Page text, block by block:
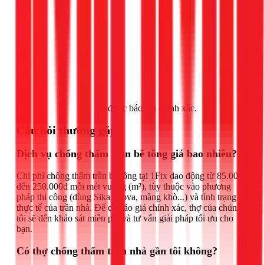
để được báo giá chính xác.
Câu hỏi thường gặp
Dịch vụ chống thấm trần bê tông giá bao nhiêu?
Chi phí chống thấm trần bê tông tại 1Fix dao động từ 85.000đ
đến 250.000đ mỗi mét vuông (m²), tùy thuộc vào phương
pháp thi công (dùng Sika, Kova, màng khò...) và tình trạng
thực tế của trần nhà. Để có báo giá chính xác, thợ của chúng
tôi sẽ đến khảo sát miễn phí và tư vấn giải pháp tối ưu cho
bạn.
Có thợ chống thấm trần nhà gần tôi không?